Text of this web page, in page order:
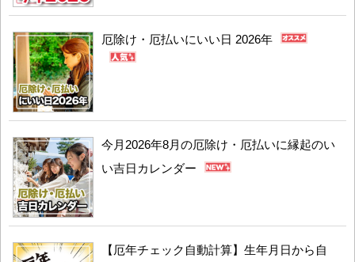
厄除け・厄払いにいい日 2026年
今月2026年8月の厄除け・厄払いに縁起のい
い吉日カレンダー
【厄年チェック自動計算】生年月日から自